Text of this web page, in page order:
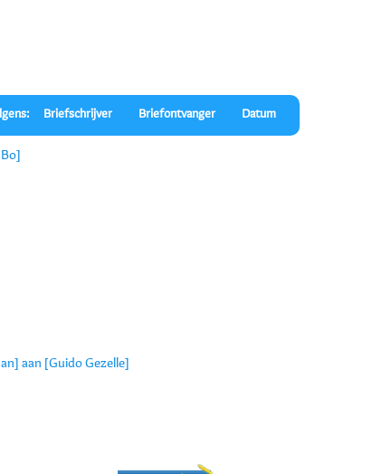
Briefschrijver Briefontvanger Datum
aan [Guido Gezelle]